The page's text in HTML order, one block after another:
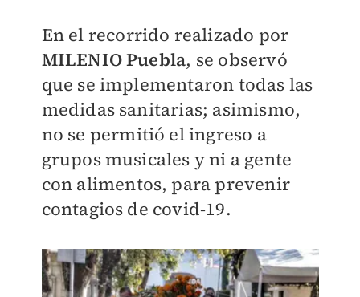
En el recorrido realizado por
MILENIO Puebla, se observó
que se implementaron todas las
medidas sanitarias; asimismo,
no se permitió el ingreso a
grupos musicales y ni a gente
con alimentos, para prevenir
contagios de covid-19.